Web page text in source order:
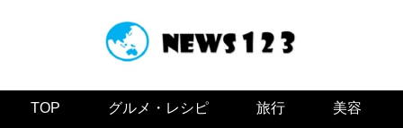
TOP グルメ・レシピ 旅行 美容